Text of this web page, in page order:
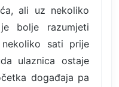
ali uz nekoliko
bolje razumjeti
sati prije
ulaznica ostaje
događaja pa